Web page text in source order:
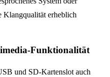
Klangqualität erheblich
Funktionalität
und SD-Kartenslot auch